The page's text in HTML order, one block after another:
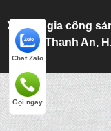
Xưởng gia công
Thanh An,
Chat Zalo
Gọi ngay